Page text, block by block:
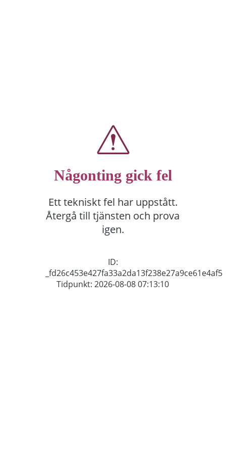
Någonting gick fel
Ett tekniskt fel har uppstått.
Återgå till tjänsten och prova
igen.
ID:
_fd26c453e427fa33a2da13f238e27a9ce61e4af5
Tidpunkt: 2026-08-08 07:13:10